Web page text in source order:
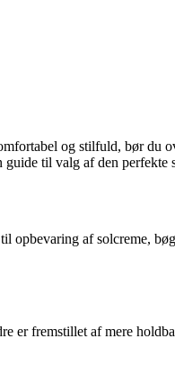
og stilfuld, bør du
til valg af den perfekte
af solcreme,
er fremstillet af mere